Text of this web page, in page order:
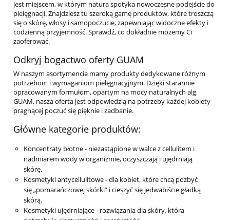
jest miejscem, w którym natura spotyka nowoczesne podejście do
pielęgnacji. Znajdziesz tu szeroką gamę produktów, które troszczą
się o skórę, włosy i samopoczucie, zapewniając widoczne efekty i
codzienną przyjemność. Sprawdź, co dokładnie możemy Ci
zaoferować.
Odkryj bogactwo oferty GUAM
W naszym asortymencie mamy produkty dedykowane różnym
potrzebom i wymaganiom pielęgnacyjnym. Dzięki starannie
opracowanym formułom, opartym na mocy naturalnych alg
GUAM, nasza oferta jest odpowiedzią na potrzeby każdej kobiety
pragnącej poczuć się pięknie i zadbanie.
Główne kategorie produktów:
Koncentraty błotne - niezastąpione w walce z cellulitem i
nadmiarem wody w organizmie, oczyszczają i ujędrniają
skórę.
Kosmetyki antycellulitowe - dla kobiet, które chcą pozbyć
się „pomarańczowej skórki” i cieszyć się jedwabiście gładką
skórą.
Kosmetyki ujędrniające - rozwiązania dla skóry, która